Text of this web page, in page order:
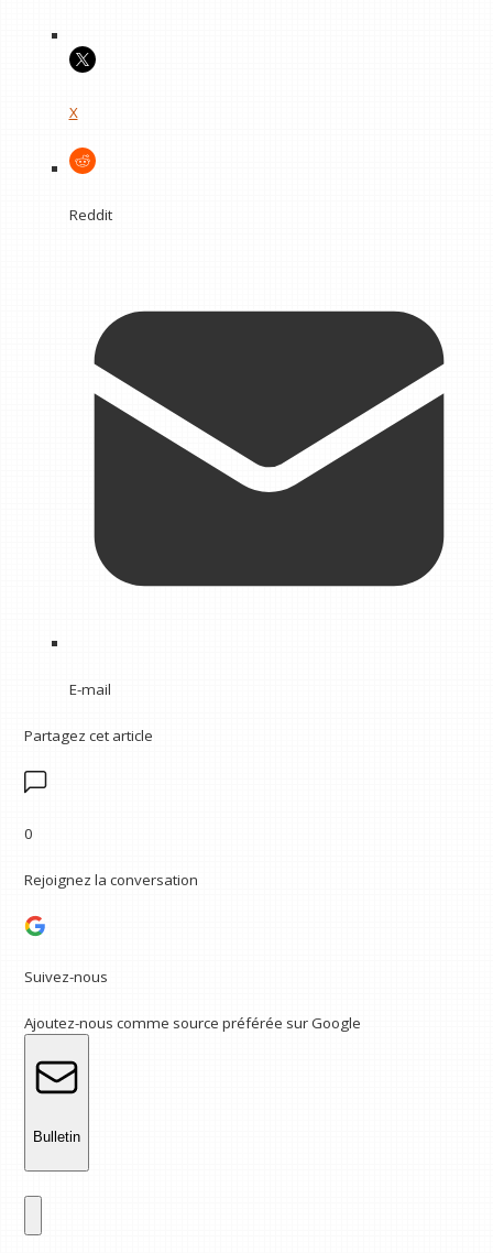
X
Reddit
E-mail
Partagez cet article
0
Rejoignez la conversation
Suivez-nous
Ajoutez-nous comme source préférée sur Google
Bulletin